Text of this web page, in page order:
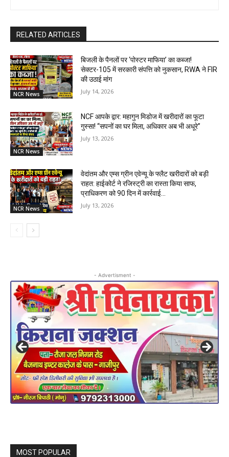
RELATED ARTICLES
NCR News
बिजली के पैनलों पर ‘पोस्टर माफिया’ का कब्जा!
सेक्टर-105 में सरकारी संपत्ति को नुकसान, RWA ने FIR
की उठाई मांग
July 14, 2026
NCR News
NCF आपके द्वार: महागुन मिडोज में खरीदारों का फूटा
गुस्सा! “सपनों का घर मिला, अधिकार अब भी अधूरे”
July 13, 2026
NCR News
वेदांतम और एम्स ग्रीन एवेन्यू के फ्लैट खरीदारों को बड़ी
राहत: हाईकोर्ट ने रजिस्ट्री का रास्ता किया साफ,
प्राधिकरण को 90 दिन में कार्रवाई...
July 13, 2026
- Advertisment -
MOST POPULAR